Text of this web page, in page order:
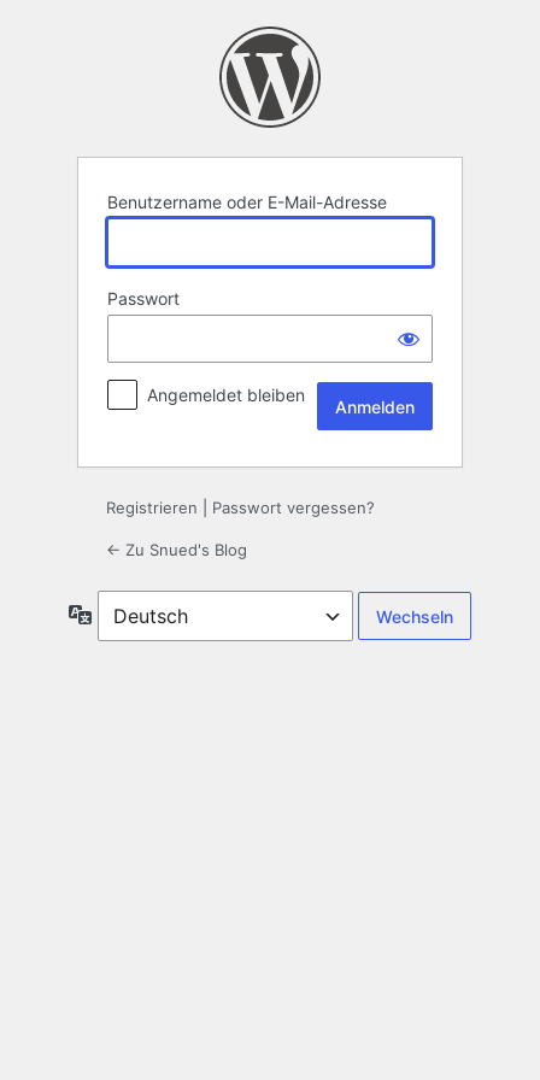
Benutzername oder E-Mail-Adresse
Passwort
Angemeldet bleiben
Registrieren Passwort vergessen?
← Zu Snued's Blog
Sprache